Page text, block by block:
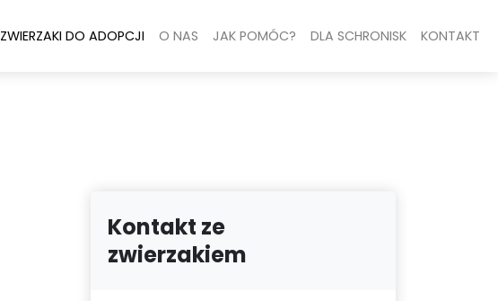
ZWIERZAKI DO ADOPCJI O NAS JAK POMÓC? DLA SCHRONISK KONTAKT
Kontakt ze
zwierzakiem